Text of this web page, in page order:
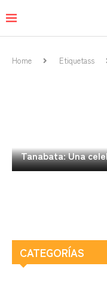
Home Etiquetass
Tanabata: Una
CATEGORÍAS